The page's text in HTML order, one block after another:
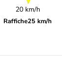
20 km/h
Raffiche25 km/h